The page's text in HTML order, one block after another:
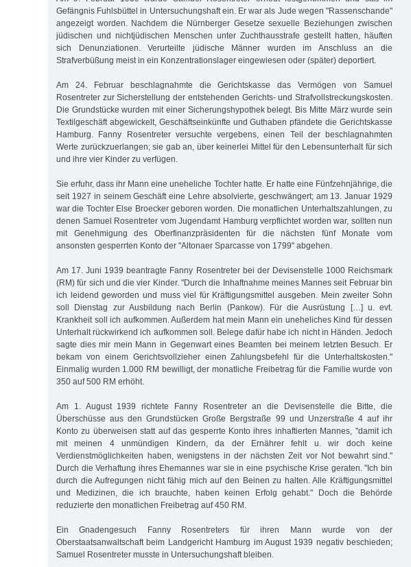
Gefängnis Fuhlsbüttel in Untersuchungshaft ein. Er war als Jude wegen "Rassenschande"
angezeigt worden. Nachdem die Nürnberger Gesetze sexuelle Beziehungen zwischen
jüdischen und nichtjüdischen Menschen unter Zuchthausstrafe gestellt hatten, häuften
sich Denunziationen. Verurteilte jüdische Männer wurden im Anschluss an die
Strafverbüßung meist in ein Konzentrationslager eingewiesen oder (später) deportiert.
Am 24. Februar beschlagnahmte die Gerichtskasse das Vermögen von Samuel
Rosentreter zur Sicherstellung der entstehenden Gerichts- und Strafvollstreckungskosten.
Die Grundstücke wurden mit einer Sicherungshypothek belegt. Bis Mitte März wurde sein
Textilgeschäft abgewickelt, Geschäftseinkünfte und Guthaben pfändete die Gerichtskasse
Hamburg. Fanny Rosentreter versuchte vergebens, einen Teil der beschlagnahmten
Werte zurückzuerlangen; sie gab an, über keinerlei Mittel für den Lebensunterhalt für sich
und ihre vier Kinder zu verfügen.
Sie erfuhr, dass ihr Mann eine uneheliche Tochter hatte. Er hatte eine Fünfzehnjährige, die
seit 1927 in seinem Geschäft eine Lehre absolvierte, geschwängert; am 13. Januar 1929
war die Tochter Else Broecker geboren worden. Die monatlichen Unterhaltszahlungen, zu
denen Samuel Rosentreter vom Jugendamt Hamburg verpflichtet worden war, sollten nun
mit Genehmigung des Oberfinanzpräsidenten für die nächsten fünf Monate vom
ansonsten gesperrten Konto der "Altonaer Sparcasse von 1799" abgehen.
Am 17. Juni 1939 beantragte Fanny Rosentreter bei der Devisenstelle 1000 Reichsmark
(RM) für sich und die vier Kinder. "Durch die Inhaftnahme meines Mannes seit Februar bin
ich leidend geworden und muss viel für Kräftigungsmittel ausgeben. Mein zweiter Sohn
soll Dienstag zur Ausbildung nach Berlin (Pankow). Für die Ausrüstung […] u. evt.
Krankheit soll ich aufkommen. Außerdem hat mein Mann ein uneheliches Kind für dessen
Unterhalt rückwirkend ich aufkommen soll. Belege dafür habe ich nicht in Händen. Jedoch
sagte dies mir mein Mann in Gegenwart eines Beamten bei meinem letzten Besuch. Er
bekam von einem Gerichtsvollzieher einen Zahlungsbefehl für die Unterhaltskosten."
Einmalig wurden 1.000 RM bewilligt, der monatliche Freibetrag für die Familie wurde von
350 auf 500 RM erhöht.
Am 1. August 1939 richtete Fanny Rosentreter an die Devisenstelle die Bitte, die
Überschüsse aus den Grundstücken Große Bergstraße 99 und Unzerstraße 4 auf ihr
Konto zu überweisen statt auf das gesperrte Konto ihres inhaftierten Mannes, "damit ich
mit meinen 4 unmündigen Kindern, da der Ernährer fehlt u. wir doch keine
Verdienstmöglichkeiten haben, wenigstens in der nächsten Zeit vor Not bewahrt sind."
Durch die Verhaftung ihres Ehemannes war sie in eine psychische Krise geraten. "Ich bin
durch die Aufregungen nicht fähig mich auf den Beinen zu halten. Alle Kräftigungsmittel
und Medizinen, die ich brauchte, haben keinen Erfolg gehabt." Doch die Behörde
reduzierte den monatlichen Freibetrag auf 450 RM.
Ein Gnadengesuch Fanny Rosentreters für ihren Mann wurde von der
Oberstaatsanwaltschaft beim Landgericht Hamburg im August 1939 negativ beschieden;
Samuel Rosentreter musste in Untersuchungshaft bleiben.